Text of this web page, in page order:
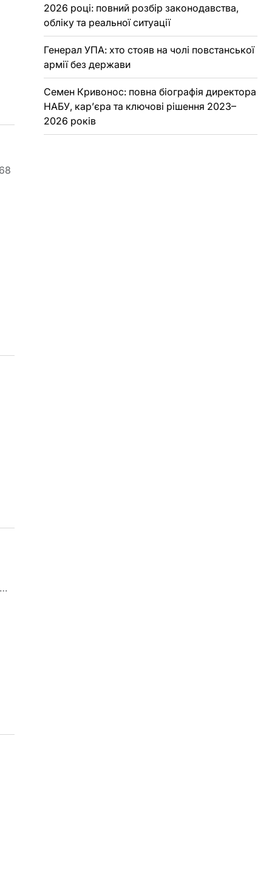
2026 році: повний розбір законодавства,
обліку та реальної ситуації
Генерал УПА: хто стояв на чолі повстанської
армії без держави
Семен Кривонос: повна біографія директора
НАБУ, кар’єра та ключові рішення 2023–
2026 років